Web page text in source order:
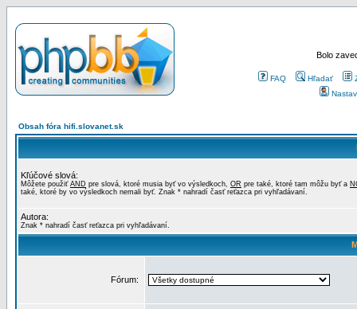
Bolo
FAQ Hľadať
Obsah fóra hifi.slovanet.sk
Kľúčové slová:
Môžete použiť AND pre slová, ktoré musia byť vo výsledkoch, OR pre také, ktoré tam môžu byť a
také, ktoré by vo výsledkoch nemali byť. Znak * nahradí časť reťazca pri vyhľadávaní.
Autora:
Znak * nahradí časť reťazca pri vyhľadávaní.
Fórum: